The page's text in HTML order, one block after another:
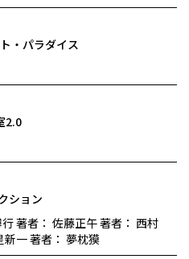
・パラダイス
2.0
ション
著者： 佐藤正午著者： 西村
新一著者： 夢枕獏